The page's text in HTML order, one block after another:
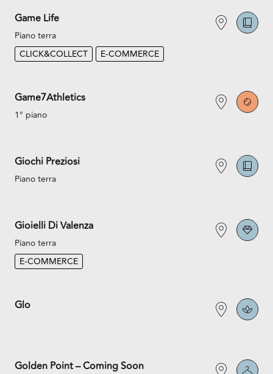
Game Life
Piano terra
CLICK&COLLECT
E-COMMERCE
Game7Athletics
1° piano
Giochi Preziosi
Piano terra
Gioielli Di Valenza
Piano terra
E-COMMERCE
Glo
Golden Point – Coming Soon